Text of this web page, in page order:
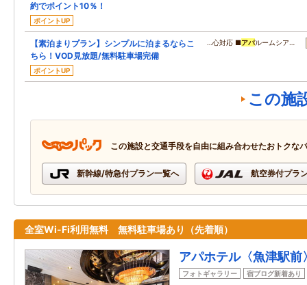
約でポイント10％！
ポイントUP
【素泊まりプラン】シンプルに泊まるならこ
ちら！VOD見放題/無料駐車場完備
ポイントUP
…心対応 ■アパルームシア…
この施
この施設と交通手段を自由に組み合わせたおトクな
新幹線/特急付プラン一覧へ 航空券付プラ
全室Wi-Fi利用無料 無料駐車場あり（先着順）
アパホテル〈魚津駅前
フォトギャラリー 宿ブログ新着あり